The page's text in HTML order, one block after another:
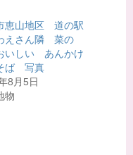
恵山地区 道の駅
えさん隣 菜の
しい あんかけ
ば 写真
8月5日
物